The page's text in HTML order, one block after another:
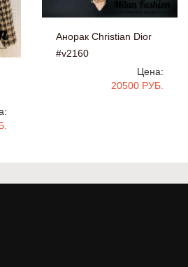
Анорак Christian Dior
#v2160
Цена:
20500 РУБ.